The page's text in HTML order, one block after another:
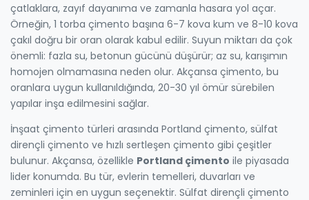
çatlaklara, zayıf dayanıma ve zamanla hasara yol açar.
Örneğin, 1 torba çimento başına 6-7 kova kum ve 8-10 kova
çakıl doğru bir oran olarak kabul edilir. Suyun miktarı da çok
önemli: fazla su, betonun gücünü düşürür; az su, karışımın
homojen olmamasına neden olur. Akçansa çimento, bu
oranlara uygun kullanıldığında, 20-30 yıl ömür sürebilen
yapılar inşa edilmesini sağlar.
İnşaat çimento türleri arasında Portland çimento, sülfat
dirençli çimento ve hızlı sertleşen çimento gibi çeşitler
bulunur. Akçansa, özellikle Portland çimento ile piyasada
lider konumda. Bu tür, evlerin temelleri, duvarları ve
zeminleri için en uygun seçenektir. Sülfat dirençli çimento